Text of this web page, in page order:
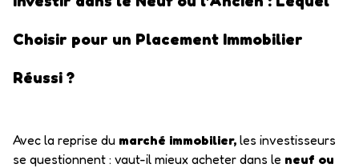
Choisir pour un Placement Immobilier
Réussi ?
Avec la reprise du marché immobilier, les investisseurs
se questionnent : vaut-il mieux acheter dans le neuf ou